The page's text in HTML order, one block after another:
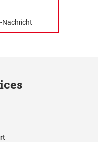
Nachricht